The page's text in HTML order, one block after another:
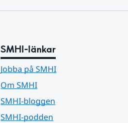
SMHI-länkar
Jobba på SMHI
Om SMHI
SMHI-bloggen
SMHI-podden